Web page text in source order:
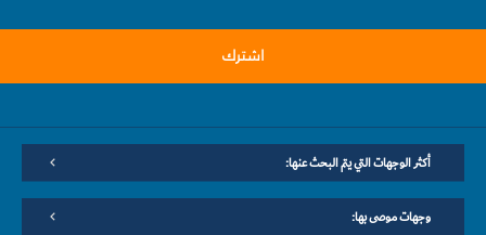
اشترك
أكثر الوجهات التي يتم البحث عنها:
وجهات موصى بها: